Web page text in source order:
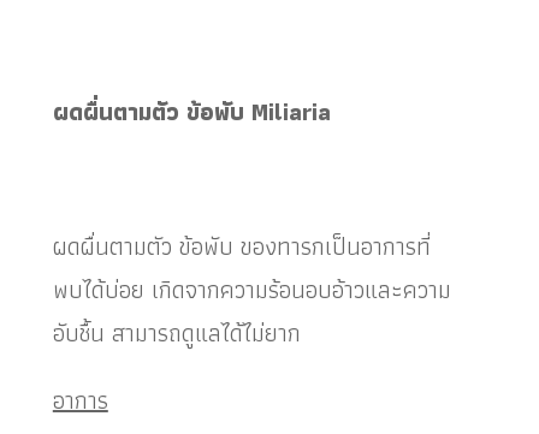
ผดผื่นตามตัว ข้อพับ Miliaria
ผดผื่นตามตัว ข้อพับ ของทารกเป็นอาการที่
พบได้บ่อย เกิดจากความร้อนอบอ้าวและความ
อับชื้น สามารถดูแลได้ไม่ยาก
อาการ